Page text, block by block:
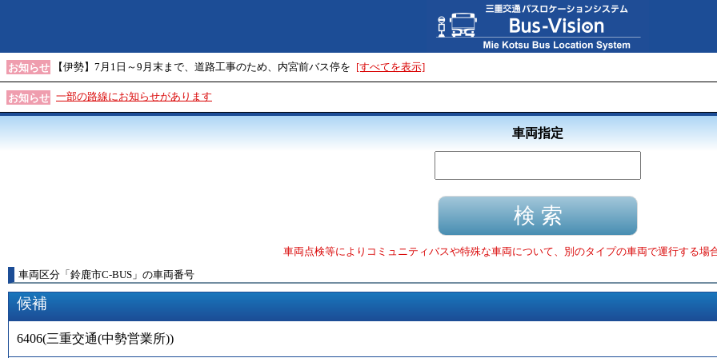
お知らせ 【伊勢】7月1日～9月末まで、道路工事のため、内宮前バス停を [すべてを表示]
お知らせ 一部の路線にお知らせがあります
車両指定
車両点検等によりコミュニティバスや特殊な車両について、別のタイプの車両で運行する場
車両区分 「 鈴鹿市C-BUS 」 の車両番号
候補
6406(三重交通(中勢営業所))